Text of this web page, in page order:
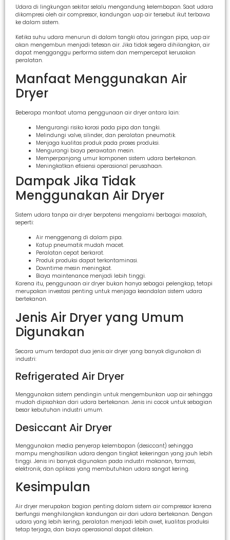
Udara di lingkungan sekitar selalu mengandung kelembapan. Saat udara
dikompresi oleh air compressor, kandungan uap air tersebut ikut terbawa
ke dalam sistem.
Ketika suhu udara menurun di dalam tangki atau jaringan pipa, uap air
akan mengembun menjadi tetesan air. Jika tidak segera dihilangkan, air
dapat mengganggu performa sistem dan mempercepat kerusakan
peralatan.
Manfaat Menggunakan Air
Dryer
Beberapa manfaat utama penggunaan air dryer antara lain:
Mengurangi risiko korosi pada pipa dan tangki.
Melindungi valve, silinder, dan peralatan pneumatik.
Menjaga kualitas produk pada proses produksi.
Mengurangi biaya perawatan mesin.
Memperpanjang umur komponen sistem udara bertekanan.
Meningkatkan efisiensi operasional perusahaan.
Dampak Jika Tidak
Menggunakan Air Dryer
Sistem udara tanpa air dryer berpotensi mengalami berbagai masalah,
seperti:
Air menggenang di dalam pipa.
Katup pneumatik mudah macet.
Peralatan cepat berkarat.
Produk produksi dapat terkontaminasi.
Downtime mesin meningkat.
Biaya maintenance menjadi lebih tinggi.
Karena itu, penggunaan air dryer bukan hanya sebagai pelengkap, tetapi
merupakan investasi penting untuk menjaga keandalan sistem udara
bertekanan.
Jenis Air Dryer yang Umum
Digunakan
Secara umum terdapat dua jenis air dryer yang banyak digunakan di
industri:
Refrigerated Air Dryer
Menggunakan sistem pendingin untuk mengembunkan uap air sehingga
mudah dipisahkan dari udara bertekanan. Jenis ini cocok untuk sebagian
besar kebutuhan industri umum.
Desiccant Air Dryer
Menggunakan media penyerap kelembapan (desiccant) sehingga
mampu menghasilkan udara dengan tingkat kekeringan yang jauh lebih
tinggi. Jenis ini banyak digunakan pada industri makanan, farmasi,
elektronik, dan aplikasi yang membutuhkan udara sangat kering.
Kesimpulan
Air dryer merupakan bagian penting dalam sistem air compressor karena
berfungsi menghilangkan kandungan air dari udara bertekanan. Dengan
udara yang lebih kering, peralatan menjadi lebih awet, kualitas produksi
tetap terjaga, dan biaya operasional dapat ditekan.